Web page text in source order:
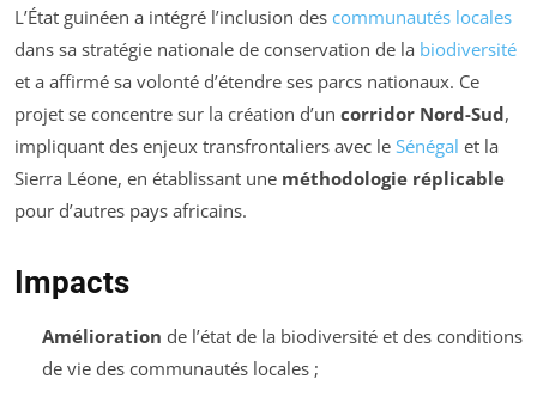
L’État guinéen a intégré l’inclusion des communautés locales
dans sa stratégie nationale de conservation de la biodiversité
et a affirmé sa volonté d’étendre ses parcs nationaux. Ce
projet se concentre sur la création d’un corridor Nord-Sud,
impliquant des enjeux transfrontaliers avec le Sénégal et la
Sierra Léone, en établissant une méthodologie réplicable
pour d’autres pays africains.
Impacts
Amélioration de l’état de la biodiversité et des conditions
de vie des communautés locales ;